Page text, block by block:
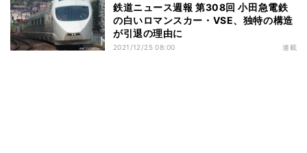
鉄道ニュース週報 第308回 小田急電鉄
の白いロマンスカー・VSE、独特の構造
が引退の理由に
2021/12/25 08:00 連載